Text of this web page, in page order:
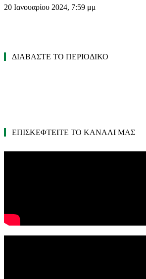
20 Ιανουαρίου 2024, 7:59 μμ
ΔΙΑΒΑΣΤΕ ΤΟ ΠΕΡΙΟΔΙΚΟ
ΕΠΙΣΚΕΦΤΕΙΤΕ ΤΟ ΚΑΝΑΛΙ ΜΑΣ